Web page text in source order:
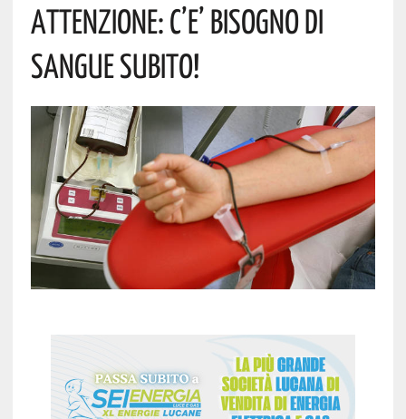
ATTENZIONE: C’E’ BISOGNO DI
SANGUE SUBITO!